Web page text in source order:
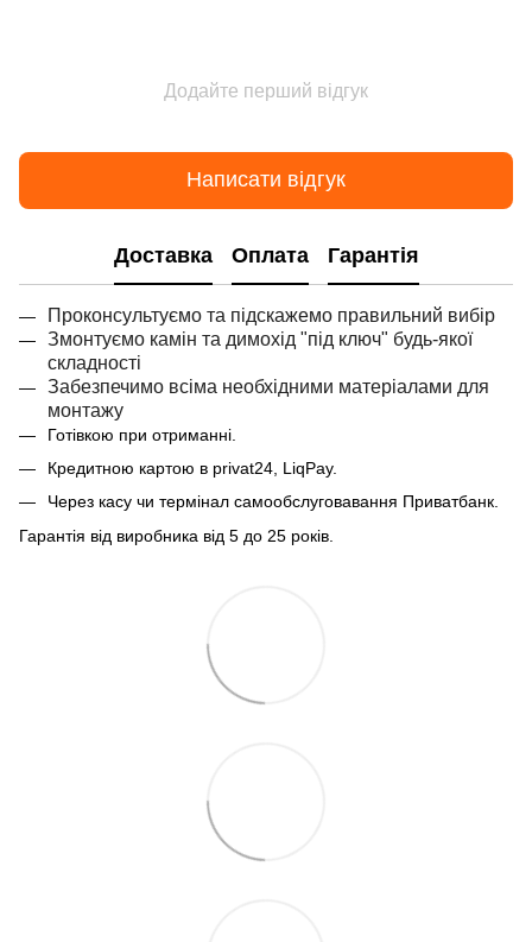
Додайте перший відгук
Написати відгук
Доставка Оплата Гарантія
Проконсультуємо та підскажемо правильний вибір
Змонтуємо камін та димохід "під ключ" будь-якої
складності
Забезпечимо всіма необхідними матеріалами для
монтажу
Готівкою при отриманні.
Кредитною картою в privat24, LiqPay.
Через касу чи термінал самообслуговавання Приватбанк.
Гарантія від виробника від 5 до 25 років.